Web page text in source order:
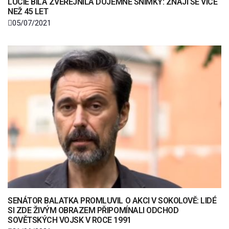
NEŽ 45 LET
05/07/2021
SENÁTOR BALATKA PROMLUVIL O AKCI V SOKOLOVĚ: LIDÉ
SI ZDE ŽIVÝM OBRAZEM PŘIPOMÍNALI ODCHOD
SOVĚTSKÝCH VOJSK V ROCE 1991